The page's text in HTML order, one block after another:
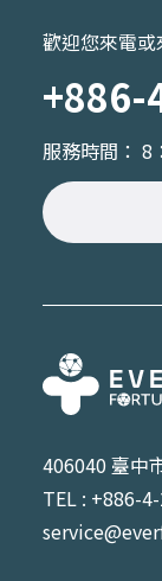
歡迎您來電或
+886-
服務時間： 8
406040 臺中
TEL : +886-